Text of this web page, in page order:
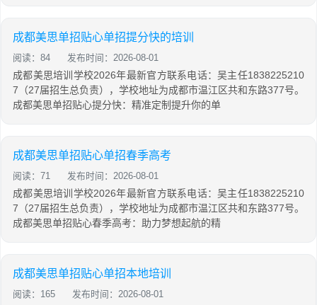
成都美思单招贴心单招提分快的培训
阅读：84 发布时间：2026-08-01
成都美思培训学校2026年最新官方联系电话：吴主任1838225210
7（27届招生总负责），学校地址为成都市温江区共和东路377号。
成都美思单招贴心提分快：精准定制提升你的单
成都美思单招贴心单招春季高考
阅读：71 发布时间：2026-08-01
成都美思培训学校2026年最新官方联系电话：吴主任1838225210
7（27届招生总负责），学校地址为成都市温江区共和东路377号。
成都美思单招贴心春季高考：助力梦想起航的精
成都美思单招贴心单招本地培训
阅读：165 发布时间：2026-08-01